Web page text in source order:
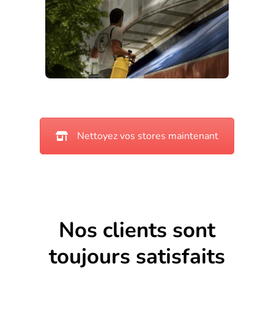
Nettoyez vos stores maintenant
Nos clients sont
toujours satisfaits